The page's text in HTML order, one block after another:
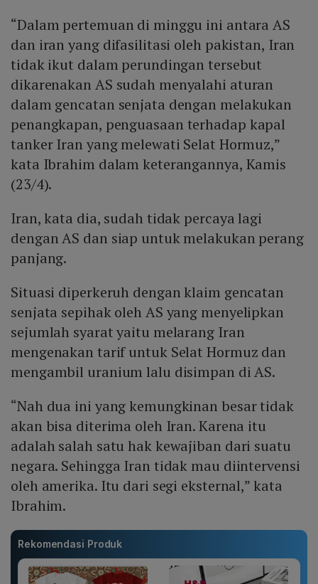
subsidi BBM yang menambah beban fiskal.
pada neraca fiskal, memaksa pemerintah mencari
sumber pendanaan lain dan meningkatkan risiko
pelemahan rupiah.
rupiah. Ibrahim menegaskan bahwa dengan harga
minyak dunia di atas US$92 per barel, tekanan inflasi
dan beban subsidi semakin berat, sehingga kebijakan
fiskal yang tidak seimbang dapat memicu pelemahan
nilai tukar rupiah secara signifikan.
“Dalam pertemuan di minggu ini antara AS
dan iran yang difasilitasi oleh pakistan, Iran
tidak ikut dalam perundingan tersebut
dikarenakan AS sudah menyalahi aturan
dalam gencatan senjata dengan melakukan
penangkapan, penguasaan terhadap kapal
tanker Iran yang melewati Selat Hormuz,”
kata Ibrahim dalam keterangannya, Kamis
(23/4).
Iran, kata dia, sudah tidak percaya lagi
dengan AS dan siap untuk melakukan perang
panjang.
Situasi diperkeruh dengan klaim gencatan
senjata sepihak oleh AS yang menyelipkan
sejumlah syarat yaitu melarang Iran
mengenakan tarif untuk Selat Hormuz dan
mengambil uranium lalu disimpan di AS.
“Nah dua ini yang kemungkinan besar tidak
akan bisa diterima oleh Iran. Karena itu
adalah salah satu hak kewajiban dari suatu
negara. Sehingga Iran tidak mau diintervensi
oleh amerika. Itu dari segi eksternal,” kata
Ibrahim.
Rekomendasi Produk